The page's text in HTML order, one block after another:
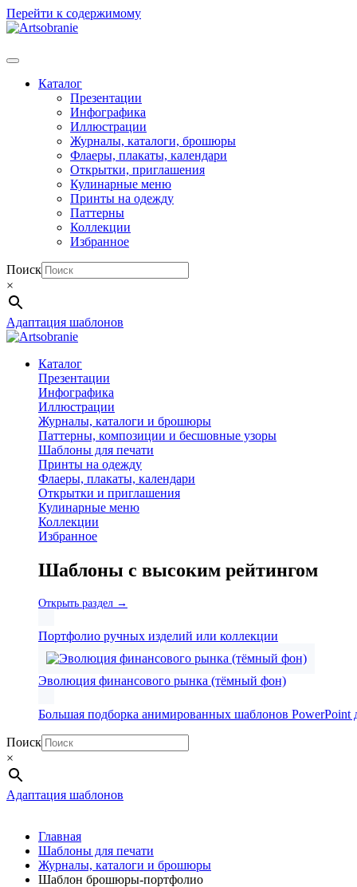
Перейти к содержимому
Каталог
Презентации
Инфографика
Иллюстрации
Журналы, каталоги, брошюры
Флаеры, плакаты, календари
Открытки, приглашения
Кулинарные меню
Принты на одежду
Паттерны
Коллекции
Избранное
Поиск
×
Адаптация шаблонов
Каталог
Презентации
Инфографика
Иллюстрации
Журналы, каталоги и брошюры
Паттерны, композиции и бесшовные узоры
Шаблоны для печати
Принты на одежду
Флаеры, плакаты, календари
Открытки и приглашения
Кулинарные меню
Коллекции
Избранное
Шаблоны с высоким рейтингом
Открыть раздел →
Портфолио ручных изделий или коллекции
Эволюция финансового рынка (тёмный фон)
Большая подборка анимированных шаблонов PowerPoint
Поиск
×
Адаптация шаблонов
Главная
Шаблоны для печати
Журналы, каталоги и брошюры
Шаблон брошюры-портфолио